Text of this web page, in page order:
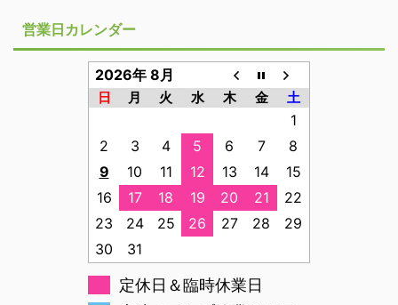
営業日カレンダー
2026年 8月
日 月 火 水 木 金 土
1
2
3 4 5 6 7
8
9
10 11 12 13 14
15
16
17 18 19 20 21
22
23
24 25 26 27 28
29
30
31
定休日＆臨時休業日